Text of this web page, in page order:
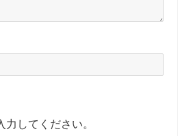
力してください。